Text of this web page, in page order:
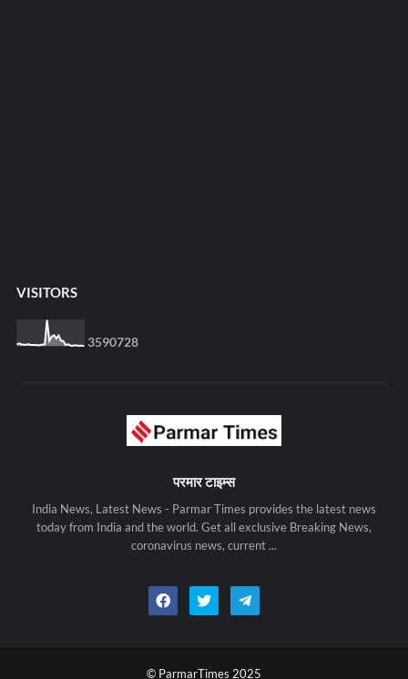
VISITORS
3590728
परमार टाइम्स
India News, Latest News - Parmar Times provides the latest news
today from India and the world. Get all exclusive Breaking News,
coronavirus news, current ...
© ParmarTimes 2025